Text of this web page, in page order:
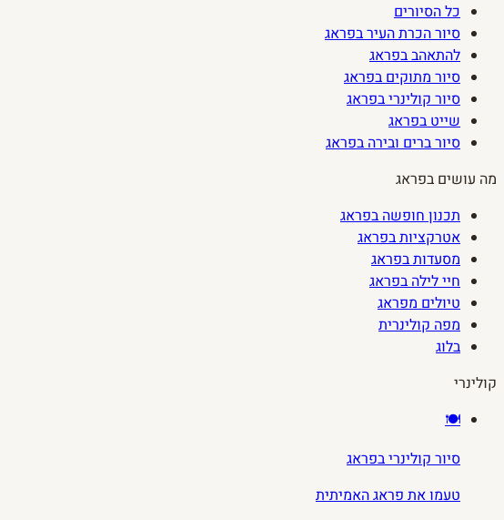
כל הסיורים
סיור הכרת העיר בפראג
להתאהב בפראג
סיור מתוקים בפראג
סיור קולינרי בפראג
שייט בפראג
סיור ברים ובירה בפראג
מה עושים בפראג
תכנון חופשה בפראג
אטרקציות בפראג
מסעדות בפראג
חיי לילה בפראג
טיולים מפראג
מפה קולינרית
בלוג
קולינרי
🍽️
סיור קולינרי בפראג
טעמו את פראג האמיתית